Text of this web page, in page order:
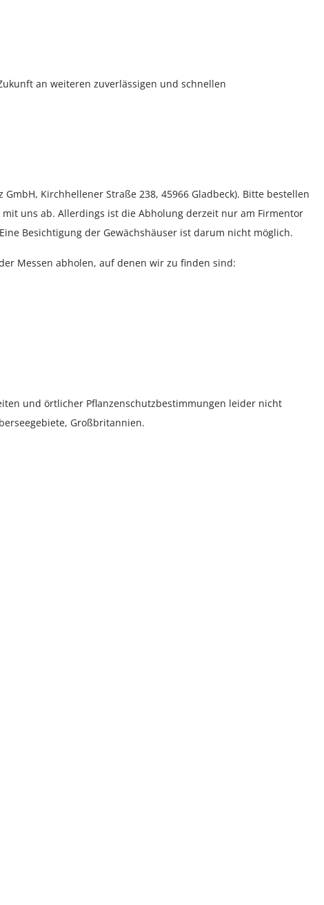
an weiteren zuverlässigen und schnellen
Kirchhellener Straße 238, 45966 Gladbeck). Bitte bestellen
uns ab. Allerdings ist die Abholung derzeit nur am Firmentor
Besichtigung der Gewächshäuser ist darum nicht möglich.
Messen abholen, auf denen wir zu finden sind:
und örtlicher Pflanzenschutzbestimmungen leider nicht
Großbritannien.